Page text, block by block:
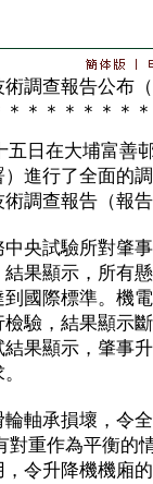
調查報告公布
＊＊＊＊＊＊＊
日在大埔富善
進行了全面的
調查報告（報
試驗所對肇事
果顯示，所有
國際標準。機
驗，結果顯示
果顯示，肇事
承損壞，令全
對重作為平衡的
令升降機機廂